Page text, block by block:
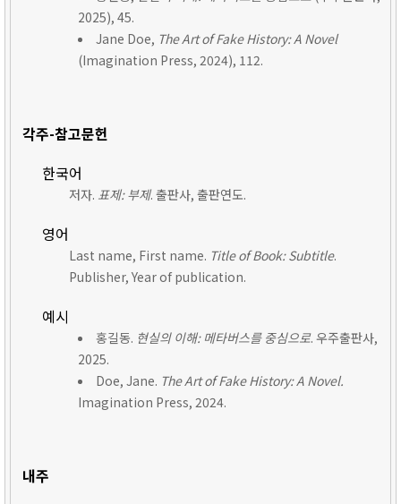
2025), 45.
Jane Doe, The Art of Fake History: A Novel
(Imagination Press, 2024), 112.
각주-참고문헌
한국어
저자. 표제: 부제. 출판사, 출판연도.
영어
Last name, First name. Title of Book: Subtitle.
Publisher, Year of publication.
예시
홍길동. 현실의 이해: 메타버스를 중심으로. 우주출판사,
2025.
Doe, Jane. The Art of Fake History: A Novel.
Imagination Press, 2024.
내주